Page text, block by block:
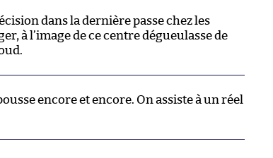
dans la dernière passe chez les
à l’image de ce centre dégueulasse de
encore et encore. On assiste à un réel